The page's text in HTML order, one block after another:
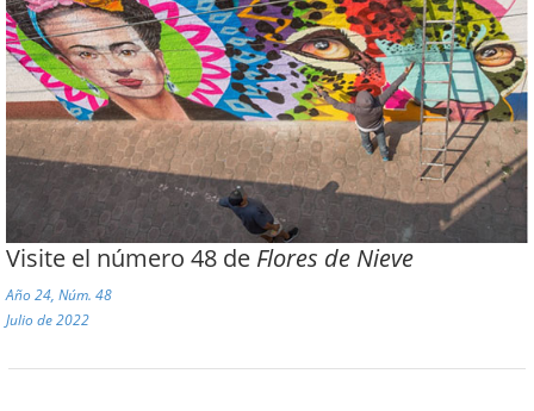
Visite el número 48 de Flores de Nieve
Año 24, Núm. 48
Julio de 2022